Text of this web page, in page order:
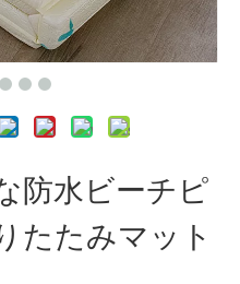
防水ビーチピ
たたみマット